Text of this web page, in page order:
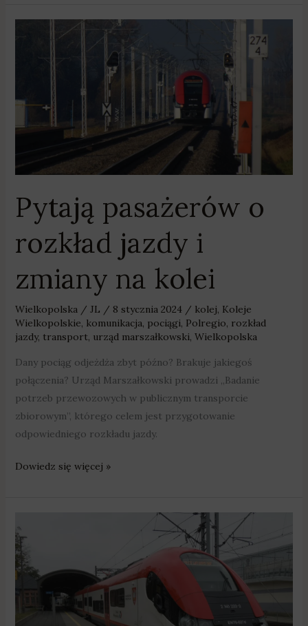
Pytają pasażerów o
rozkład jazdy i
zmiany na kolei
Wielkopolska/ JL / 8 stycznia 2024 / kolej, Koleje
Wielkopolskie, komunikacja, pociągi, Polregio, rozkład
jazdy, transport, urząd marszałkowski, Wielkopolska
Dany pociąg odjeżdża zbyt późno? Brakuje jakiegoś
połączenia? Urząd Marszałkowski prowadzi „Badanie
potrzeb przewozowych w publicznym transporcie
zbiorowym”, którego celem jest przygotowanie
odpowiedniego rozkładu jazdy.
jazdy
zmiany
kolei
Dowiedz się więcej »
Kolei
Wielkopolskich
w
ubiegłym